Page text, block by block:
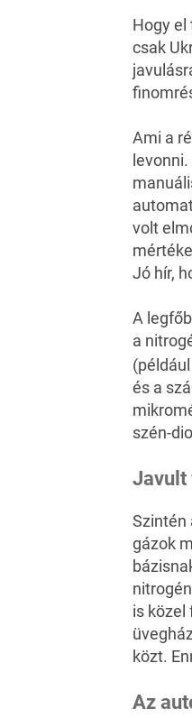
Hogy el
csak
Ami a
volt
Jó hír,
A
a
és a
szén-
Javult
Szintén
gázok
is közel
közt.
Az